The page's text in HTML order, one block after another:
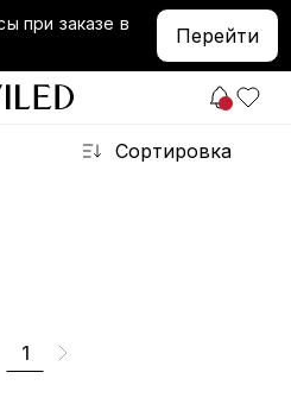
при заказе в
Перейти
Сортировка
1